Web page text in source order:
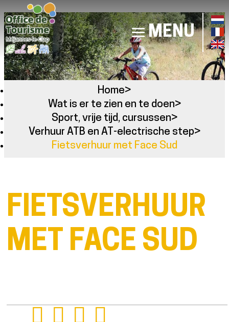
MENU
Home>
Wat is er te zien en te doen>
Sport, vrije tijd, cursussen>
Verhuur ATB en AT-electrische step>
Fietsverhuur met Face Sud
FIETSVERHUUR
MET FACE SUD